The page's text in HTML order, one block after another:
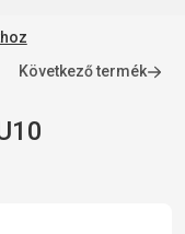
Következő termék